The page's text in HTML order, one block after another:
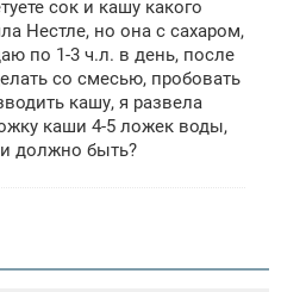
сок и кашу какого
Нестле, но она с сахаром,
по 1-3 ч.л. в день, после
со смесью, пробовать
кашу, я развела
каши 4-5 ложек воды,
должно быть?